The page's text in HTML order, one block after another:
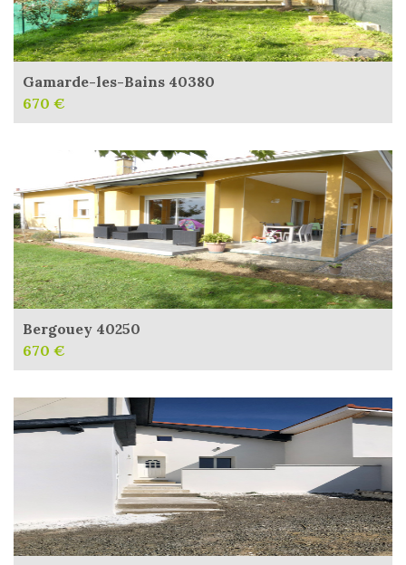
Gamarde-les-Bains 40380
670 €
Bergouey 40250
670 €